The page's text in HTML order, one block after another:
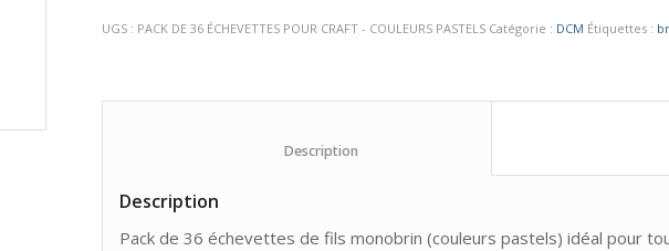
UGS : PACK DE 36 ÉCHEVETTES POUR CRAFT - COULEURS PASTELS Catégorie : DCM Étiquettes :
Description
Pack de 36 échevettes de fils monobrin (couleurs pastels) idéal pour